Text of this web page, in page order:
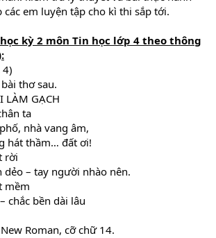
em luyện tập cho kì thi sắp tới.
kỳ 2 môn Tin học lớp 4 theo thông
:
thơ sau.
LÀM GẠCH
ta
nhà vang âm,
hát thầm… đất ơi!
rời
dẻo – tay người nhào nên.
mềm
chắc bền dài lâu
Roman, cỡ chữ 14.